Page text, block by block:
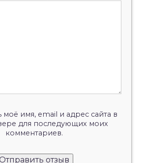
моё имя, email и адрес сайта в
для последующих моих
комментариев.